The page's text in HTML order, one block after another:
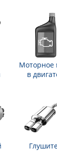
Моторное
в